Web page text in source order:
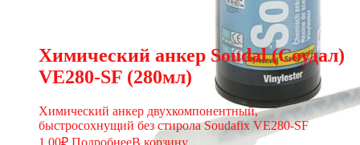
Химический анкер Soudal (Соудал)
VE280-SF (280мл)
Химический анкер двухкомпонентный,
быстросохнущий без стирола Soudafix VE280-SF
1.00₽ ПодробнееВ корзину